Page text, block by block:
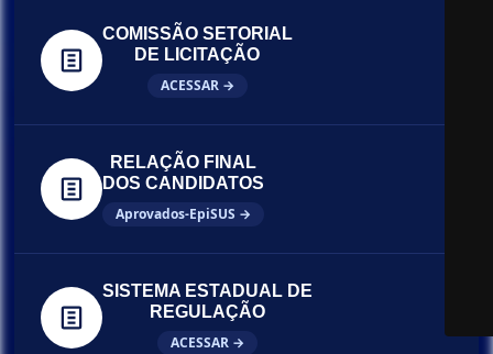
COMISSÃO SETORIAL
DE LICITAÇÃO
ACESSAR →
RELAÇÃO FINAL
DOS CANDIDATOS
Aprovados-EpiSUS →
SISTEMA ESTADUAL DE
REGULAÇÃO
ACESSAR →